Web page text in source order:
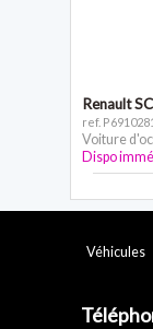
Renault
ref.
Voiture
Dispo
Véhicules